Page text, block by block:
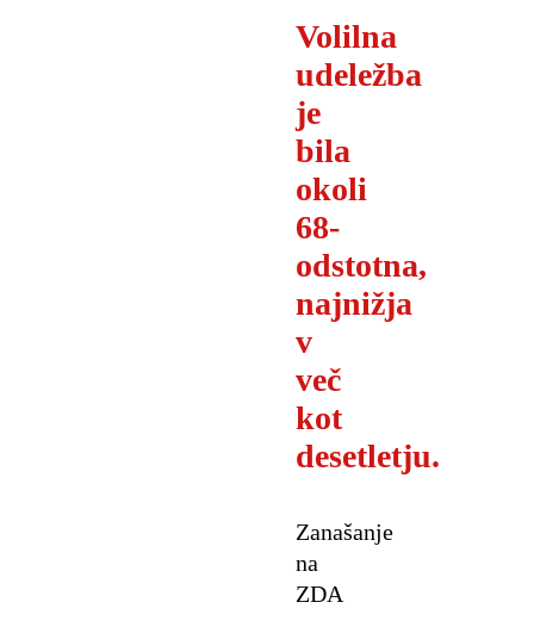
Volilna
udeležba
je
bila
okoli
68-
odstotna,
najnižja
v
več
kot
desetletju.
Zanašanje
na
ZDA